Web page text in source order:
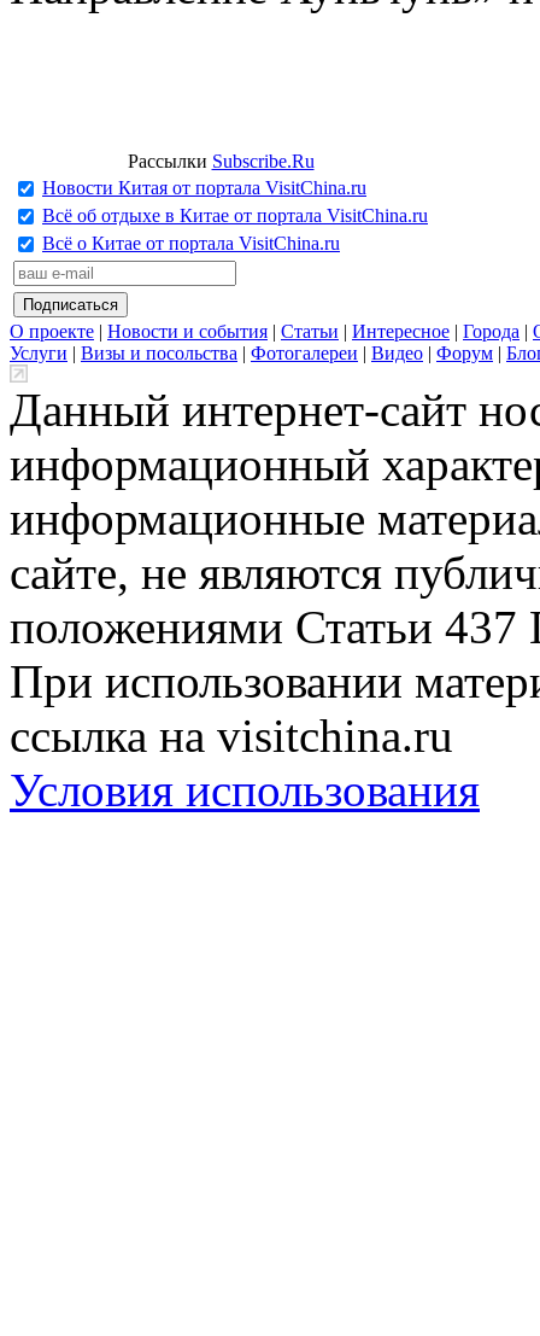
Рассылки Subscribe.Ru
Новости Китая от портала VisitChina.ru
Всё об отдыхе в Китае от портала VisitChina.ru
Всё о Китае от портала VisitChina.ru
О проекте | Новости и события | Статьи | Интересное | Города |
Услуги | Визы и посольства | Фотогалереи | Видео | Форум |
Данный интернет-сайт
информационный
информационные
сайте, не являются
положениями Статьи 437
При использовании
ссылка на visitchina.ru
Условия использования